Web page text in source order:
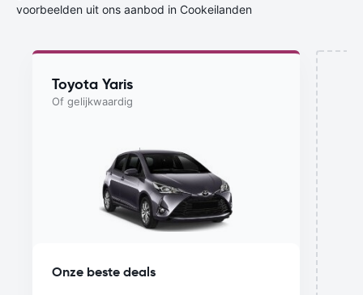
voorbeelden uit ons aanbod in Cookeilanden
Toyota Yaris
Of gelijkwaardig
Onze beste deals